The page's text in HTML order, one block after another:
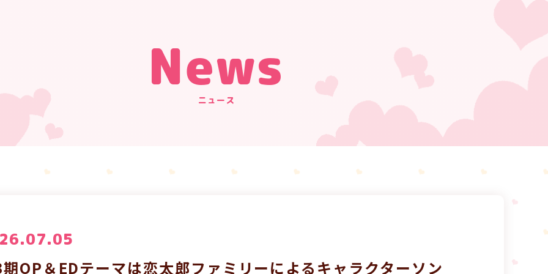
News
ニュース
OP＆EDテーマは恋太郎ファミリーによるキャラクターソン